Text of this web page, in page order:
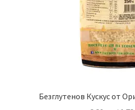
Безглутенов Кускус от